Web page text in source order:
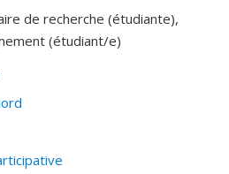
de recherche (étudiante),
(étudiant/e)